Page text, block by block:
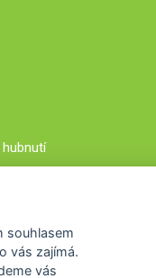
souhlasem
vás zajímá.
vás